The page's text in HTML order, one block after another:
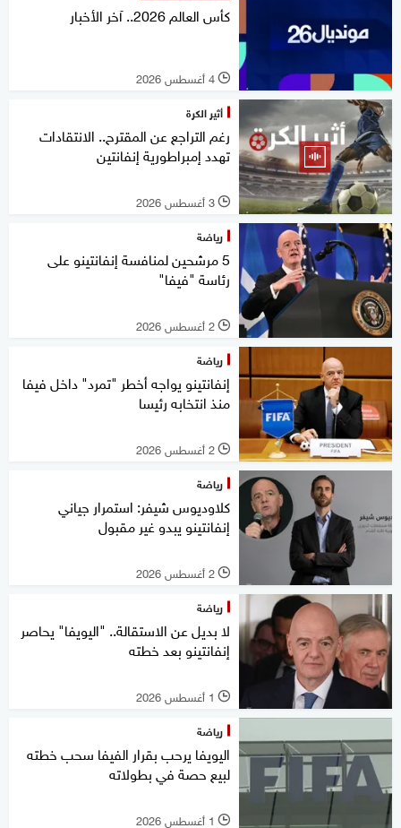
كأس العالم 2026.. آخر الأخبار
l 4 أغسطس 2026
أثير الكرة
رغم التراجع عن المقترح.. الانتقادات
تهدد إمبراطورية إنفانتين
l 3 أغسطس 2026
رياضة
5 مرشحين لمنافسة إنفانتينو على
رئاسة "فيفا"
l 2 أغسطس 2026
رياضة
إنفانتينو يواجه أخطر "تمرد" داخل فيفا
منذ انتخابه رئيسا
l 2 أغسطس 2026
رياضة
كلاوديوس شيفر: استمرار جياني
إنفانتينو يبدو غير مقبول
l 2 أغسطس 2026
رياضة
لا بديل عن الاستقالة.. "اليويفا" يحاصر
إنفانتينو بعد خطته
l 1 أغسطس 2026
رياضة
اليويفا يرحب بقرار الفيفا سحب خطته
لبيع حصة في بطولاته
l 1 أغسطس 2026